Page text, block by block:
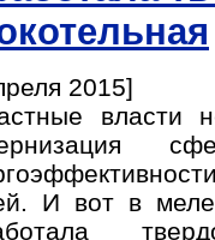
2015]
власти
И вот в